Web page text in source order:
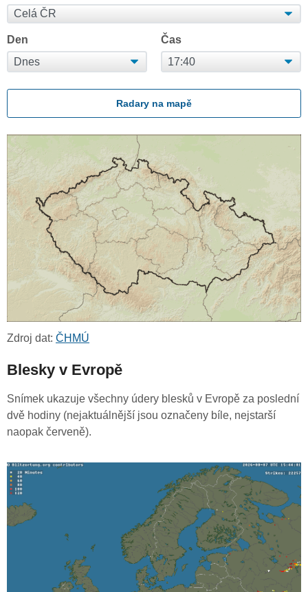
Den Čas
Radary na mapě
Zdroj dat: ČHMÚ
Blesky v Evropě
Snímek ukazuje všechny údery blesků v Evropě za poslední
dvě hodiny (nejaktuálnější jsou označeny bíle, nejstarší
naopak červeně).